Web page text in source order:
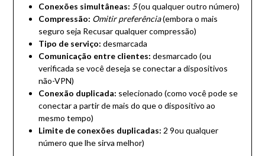
Conexões simultâneas: 5(ou qualquer outro número)
Compressão: Omitir preferência(embora o mais
seguro seja Recusar qualquer compressão)
Tipo de serviço: desmarcada
Comunicação entre clientes: desmarcado (ou
verificada se você deseja se conectar a dispositivos
não-VPN)
Conexão duplicada: selecionado (como você pode se
conectar a partir de mais do que o dispositivo ao
mesmo tempo)
Limite de conexões duplicadas: 2 9ou qualquer
número que lhe sirva melhor)